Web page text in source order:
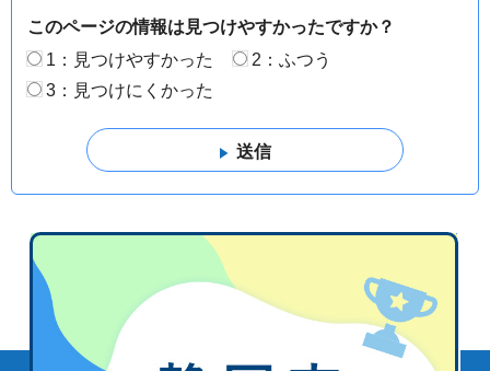
このページの情報は見つけやすかったですか？
1：見つけやすかった
2：ふつう
3：見つけにくかった